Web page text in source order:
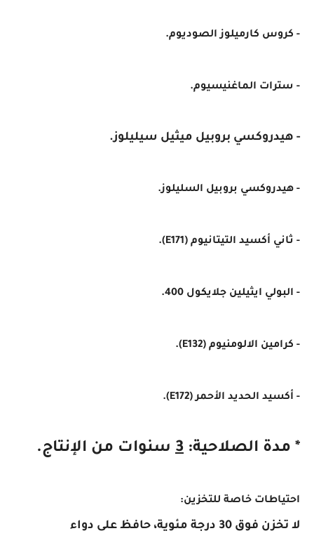
- كروس كارميلوز الصوديوم.
- سترات الماغنيسيوم.
- هيدروكسي بروبيل ميثيل سيليلوز.
- هيدروكسي بروبيل السليلوز.
- ثاني أكسيد التيتانيوم (E171).
- البولي ايثيلين جلايكول 400.
- كرامين الالومنيوم (E132).
- أكسيد الحديد الأحمر (E172).
* مدة الصلاحية: 3 سنوات من الإنتاج.
احتياطات خاصة للتخزين:
لا تخزن فوق 30 درجة مئوية، حافظ على دواء